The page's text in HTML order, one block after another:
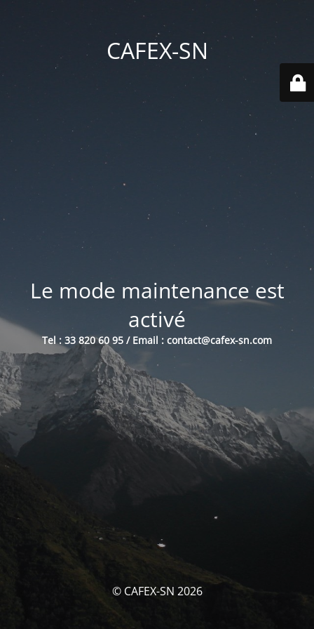
CAFEX-SN
Le mode maintenance est
activé
Tel : 33 820 60 95 / Email : contact@cafex-sn.com
© CAFEX-SN 2026